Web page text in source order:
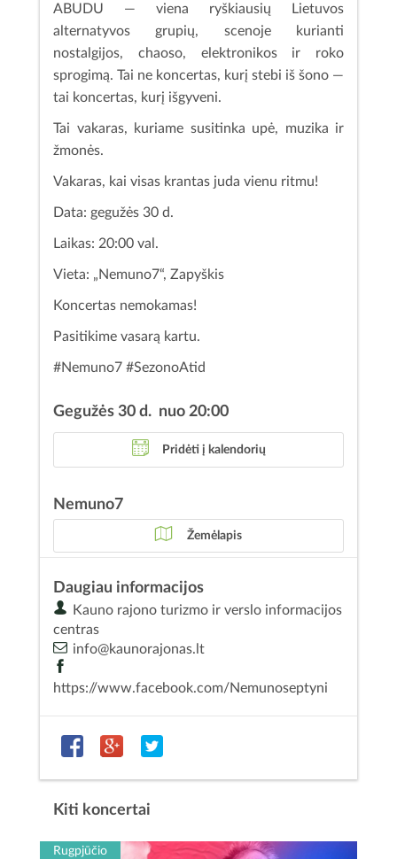
ABUDU — viena ryškiausių Lietuvos
alternatyvos grupių, scenoje kurianti
nostalgijos, chaoso, elektronikos ir roko
sprogimą. Tai ne koncertas, kurį stebi iš šono —
tai koncertas, kurį išgyveni.
Tai vakaras, kuriame susitinka upė, muzika ir
žmonės.
Vakaras, kai visas krantas juda vienu ritmu!
Data: gegužės 30 d.
Laikas: 20:00 val.
Vieta: „Nemuno7“, Zapyškis
Koncertas nemokamas!
Pasitikime vasarą kartu.
#Nemuno7 #SezonoAtid
Gegužės 30 d. nuo 20:00
Pridėti į kalendorių
Nemuno7
Žemėlapis
Daugiau informacijos
Kauno rajono turizmo ir verslo informacijos
centras
info@kaunorajonas.lt
https://www.facebook.com/Nemunoseptyni
Kiti koncertai
Rugpjūčio